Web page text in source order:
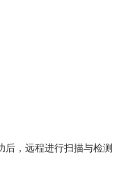
后，远程进行扫描与检测